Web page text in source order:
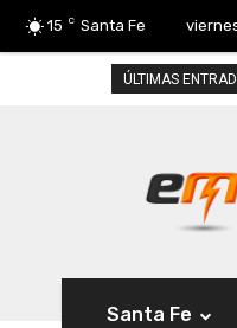
15 C Santa Fe
ÚLTIMAS
Santa Fe